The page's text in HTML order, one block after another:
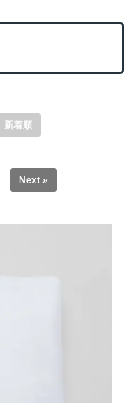
新着順
Next »